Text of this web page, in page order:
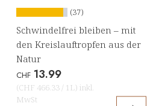
(37)
Schwindelfrei bleiben – mit
den Kreislauftropfen aus der
Natur
CHF 13.99
(CHF 466.33 / 1L) inkl.
MwSt